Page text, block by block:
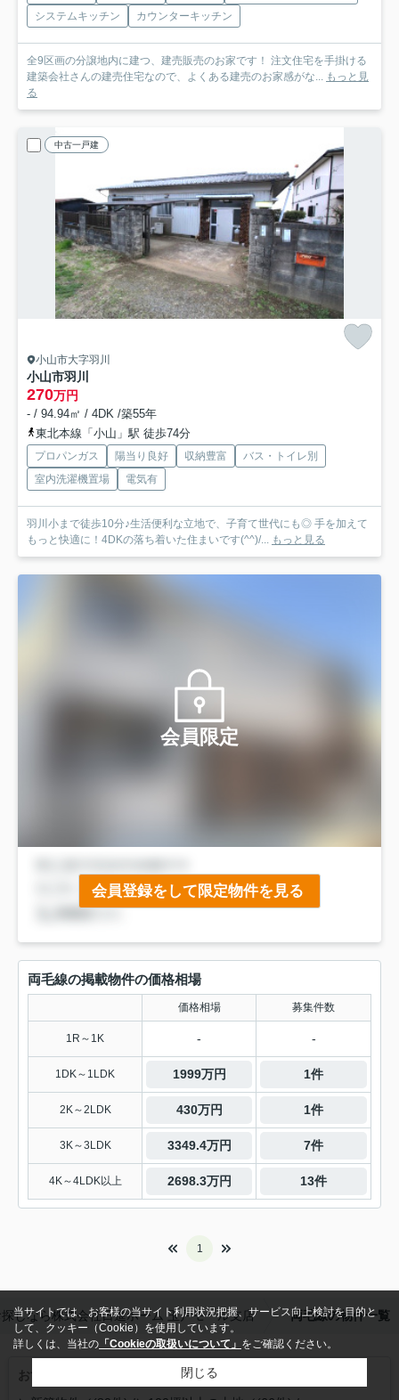
システムキッチン
カウンターキッチン
全9区画の分譲地内に建つ、建売販売のお家です！ 注文住宅を手掛ける
建築会社さんの建売住宅なので、よくある建売のお家感がな...
もっと見
る
中古一戸建
小山市大字羽川
小山市羽川
270万円
- / 94.94㎡ / 4DK /築55年
東北本線「小山」駅 徒歩74分
プロパンガス 陽当り良好 収納豊富
バス・トイレ別
室内洗濯機置場
電気有
羽川小まで徒歩10分♪生活便利な立地で、子育て世代にも◎ 手を加えて
もっと快適に！4DKの落ち着いた住まいです(^^)/...
もっと見る
会員限定
会員登録をして限定物件を見る
両毛線の掲載物件の価格相場
価格相場 募集件数
1R～1K - -
1DK～1LDK 1999万円 1件
2K～2LDK 430万円 1件
3K～3LDK 3349.4万円 7件
4K～4LDK以上 2698.3万円 13件
1
しなら株式会社日進ホーム 玉戸モール支店 両毛線の物件一覧
おすすめこだわり特集
当サイトでは、お客様の当サイト利用状況把握、サービス向上検討を目的と
して、クッキー（Cookie）を使用しています。
詳しくは、当社の 「Cookieの取扱いについて」 をご確認ください。
閉じる